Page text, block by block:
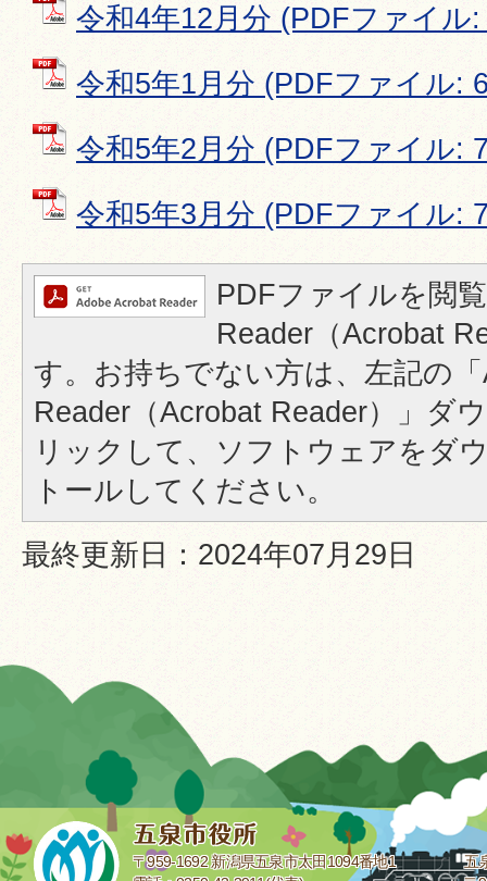
令和4年12月分 (PDFファイル
令和5年1月分 (PDFファイル:
令和5年2月分 (PDFファイル:
令和5年3月分 (PDFファイル:
PDFファイルを閲
Reader（Acrobat
す。お持ちでない方は、左記の
Reader（Acrobat Reader）」ダ
リックして、ソフトウェアをダ
トールしてください。
最終更新日：2024年07月29日
〒959-1692 新潟県五泉市太田1094番地1
五